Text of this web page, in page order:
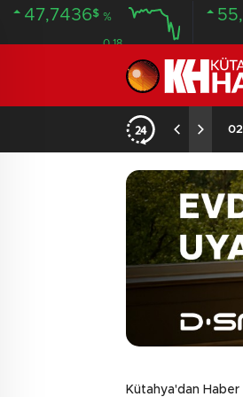
47,7436$ %
0.18
Kütahya'dan Haber